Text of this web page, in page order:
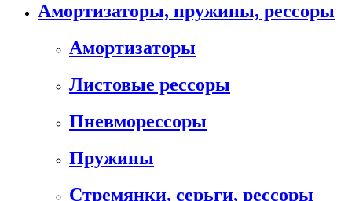
Амортизаторы, пружины, рессоры
Амортизаторы
Листовые рессоры
Пневморессоры
Пружины
Стремянки, серьги, рессоры